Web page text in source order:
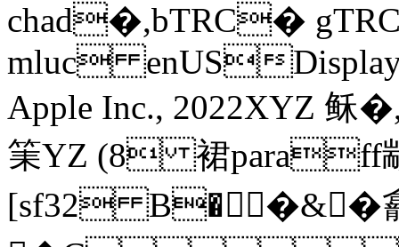
chad�,bTRC�
mluc enUS
Apple Inc., 2022XYZ
筙YZ (8 裙paraff
[sf32 B��&�